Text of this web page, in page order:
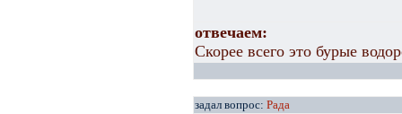
отвечаем:
Скорее всего это бурые
задал вопрос: Рада